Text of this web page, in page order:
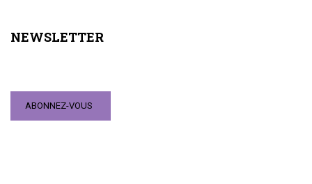
NEWSLETTER